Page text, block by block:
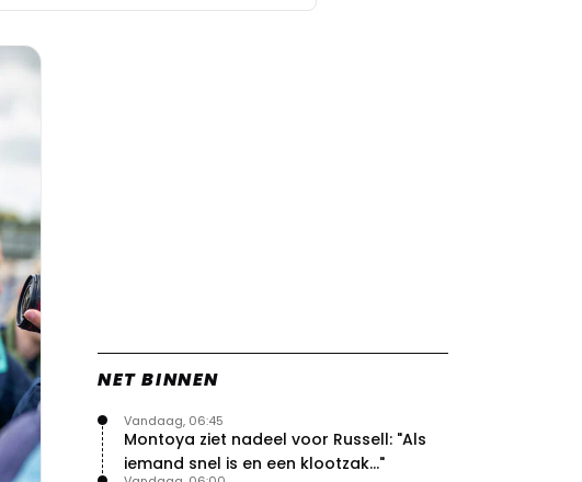
NET BINNEN
Montoya ziet nadeel voor Russell: "Als
iemand snel is en een klootzak..."
Vandaag, 06:45